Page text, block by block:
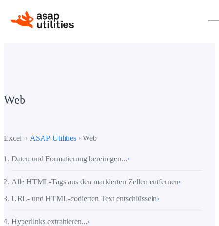
Web
Excel › ASAP Utilities › Web
Daten und Formatierung bereinigen...›
Alle HTML-Tags aus den markierten Zellen entfernen›
URL- und HTML-codierten Text entschlüsseln›
Hyperlinks extrahieren...›